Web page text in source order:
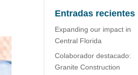
Entradas recientes
Expanding our impact in
Central Florida
Colaborador destacado:
Granite Construction